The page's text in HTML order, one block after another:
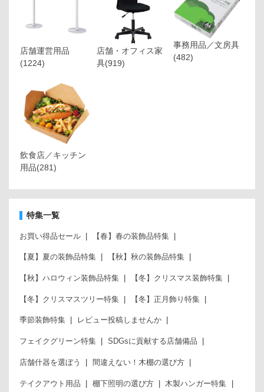
店舗運営用品
(1224)
店舗・オフィス家
具(919)
事務用品／文房具
(482)
飲食店／キッチン
用品(281)
特集一覧
お買い得品セール 【春】春の装飾品特集
【夏】夏の装飾品特集 【秋】秋の装飾品特集
【秋】ハロウィン装飾品特集 【冬】クリスマス装飾特集
【冬】クリスマスツリー特集 【冬】正月飾り特集
季節装飾特集 レビュー投稿しませんか
フェイクグリーン特集 SDGsに貢献する店舗備品
店舗什器を選ぼう 間違えない！木棚の選び方
テイクアウト用品 棚下照明の選び方 木製ハンガー特集